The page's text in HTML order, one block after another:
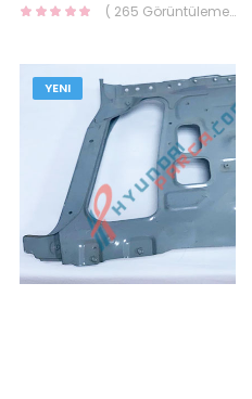
( 265 Görüntüleme )
YENI